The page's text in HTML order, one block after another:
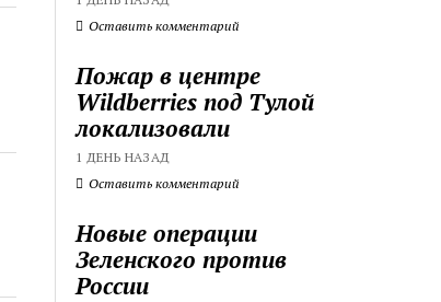
Оставить комментарий
Пожар в центре
Wildberries под Тулой
локализовали
1 ДЕНЬ НАЗАД
Оставить комментарий
Новые операции
Зеленского против
России